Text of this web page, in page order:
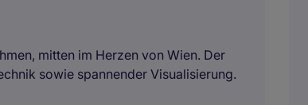
mitten im Herzen von Wien. Der
sowie spannender Visualisierung.